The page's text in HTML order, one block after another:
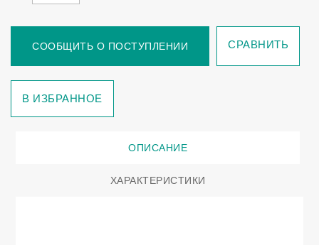
СООБЩИТЬ О ПОСТУПЛЕНИИ СРАВНИТЬ
В ИЗБРАННОЕ
ОПИСАНИЕ
ХАРАКТЕРИСТИКИ